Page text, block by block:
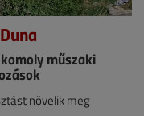
műszaki
növelik meg